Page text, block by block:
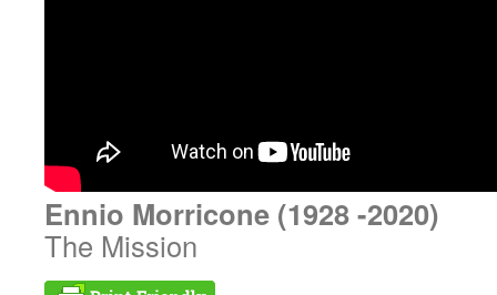
Ennio Morricone (1928 -2020)
The Mission